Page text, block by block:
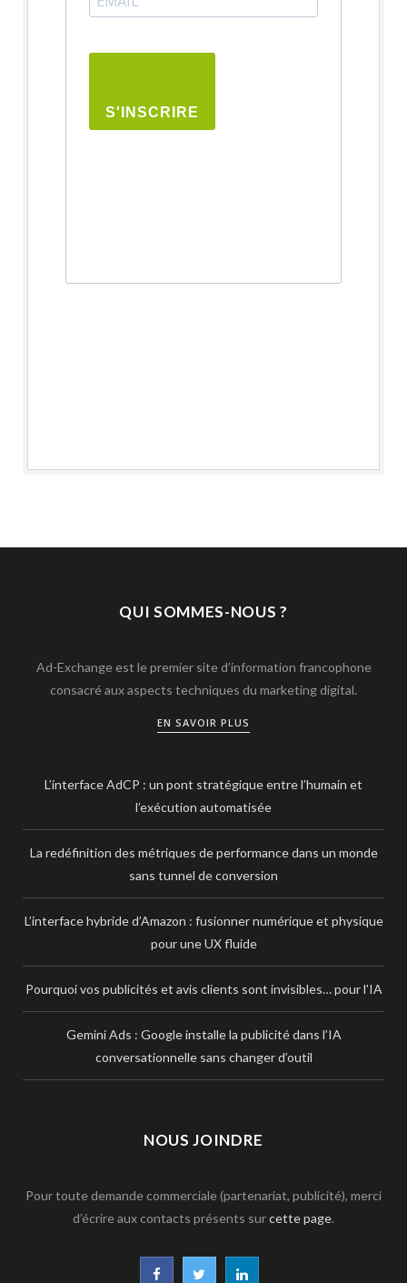
S'INSCRIRE
QUI SOMMES-NOUS ?
Ad-Exchange est le premier site d’information francophone
consacré aux aspects techniques du marketing digital.
EN SAVOIR PLUS
L’interface AdCP : un pont stratégique entre l’humain et
l’exécution automatisée
La redéfinition des métriques de performance dans un monde
sans tunnel de conversion
L’interface hybride d’Amazon : fusionner numérique et physique
pour une UX fluide
Pourquoi vos publicités et avis clients sont invisibles… pour l’IA
Gemini Ads : Google installe la publicité dans l’IA
conversationnelle sans changer d’outil
NOUS JOINDRE
Pour toute demande commerciale (partenariat, publicité), merci
d’écrire aux contacts présents surcette page.
F L